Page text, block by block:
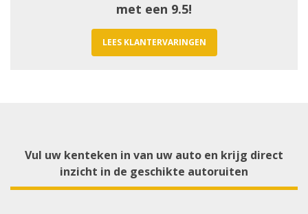
met een 9.5!
LEES KLANTERVARINGEN
Vul uw kenteken in van uw auto en krijg direct
inzicht in de geschikte autoruiten